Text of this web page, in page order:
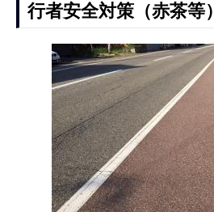
行者安全対策（赤茶等）